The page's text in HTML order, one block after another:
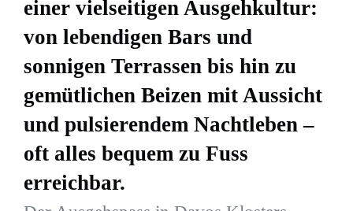
einer vielseitigen Ausgehkultur:
von lebendigen Bars und
sonnigen Terrassen bis hin zu
gemütlichen Beizen mit Aussicht
und pulsierendem Nachtleben –
oft alles bequem zu Fuss
erreichbar.